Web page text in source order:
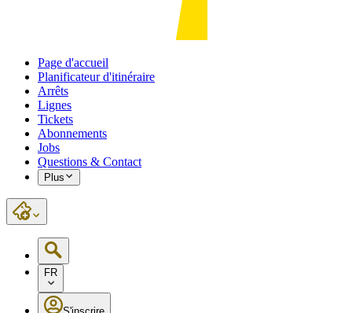
Page d'accueil
Planificateur d'itinéraire
Arrêts
Lignes
Tickets
Abonnements
Jobs
Questions & Contact
Plus
FR